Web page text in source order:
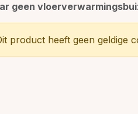
geen
product heeft geen geldige